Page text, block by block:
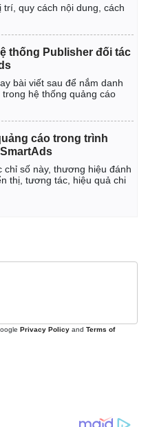
quy cách nội dung, cách
thống Publisher đối tác
bài viết sau để nắm danh
hệ thống quảng cáo
cáo trong trình
chỉ số này, thương hiệu đánh
thị, tương tác, hiệu quả chi
Privacy Policy and Terms of